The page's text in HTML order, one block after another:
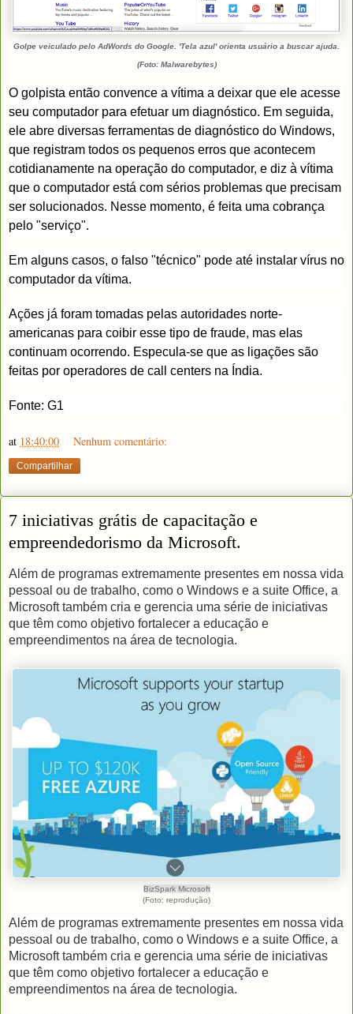
Golpe veiculado pelo AdWords do Google. 'Tela azul' orienta usuário a buscar ajuda.
(Foto: Malwarebytes)
O golpista então convence a vítima a deixar que ele acesse
seu computador para efetuar um diagnóstico. Em seguida,
ele abre diversas ferramentas de diagnóstico do Windows,
que registram todos os pequenos erros que acontecem
cotidianamente na operação do computador, e diz à vítima
que o computador está com sérios problemas que precisam
ser solucionados. Nesse momento, é feita uma cobrança
pelo "serviço".
Em alguns casos, o falso "técnico" pode até instalar vírus no
computador da vítima.
Ações já foram tomadas pelas autoridades norte-
americanas para coibir esse tipo de fraude, mas elas
continuam ocorrendo. Especula-se que as ligações são
feitas por operadores de call centers na Índia.
Fonte: G1
at 18:40:00 Nenhum comentário:
Compartilhar
7 iniciativas grátis de capacitação e
empreendedorismo da Microsoft.
Além de programas extremamente presentes em nossa vida
pessoal ou de trabalho, como o Windows e a suite Office, a
Microsoft também cria e gerencia uma série de iniciativas
que têm como objetivo fortalecer a educação e
empreendimentos na área de tecnologia.
BizSpark Microsoft
(Foto: reprodução)
Além de programas extremamente presentes em nossa vida
pessoal ou de trabalho, como o Windows e a suite Office, a
Microsoft também cria e gerencia uma série de iniciativas
que têm como objetivo fortalecer a educação e
empreendimentos na área de tecnologia.